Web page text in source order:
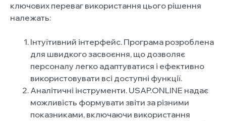
ключових переваг використання цього рішення
належать:
Інтуїтивний інтерфейс. Програма розроблена
для швидкого засвоєння, що дозволяє
персоналу легко адаптуватися і ефективно
використовувати всі доступні функції.
Аналітичні інструменти. USAP.ONLINE надає
можливість формувати звіти за різними
показниками, включаючи використання